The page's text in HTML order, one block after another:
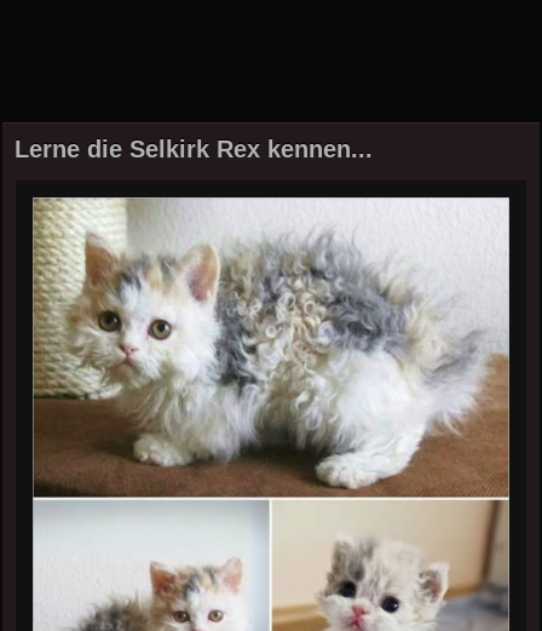
Lerne die Selkirk Rex kennen...